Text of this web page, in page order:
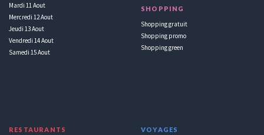
Mardi 11 Aout
Mercredi 12 Aout
Jeudi 13 Aout
Vendredi 14 Aout
Samedi 15 Aout
SHOPPING
Shopping gratuit
Shopping promo
Shopping green
RESTAURANTS VOYAGES